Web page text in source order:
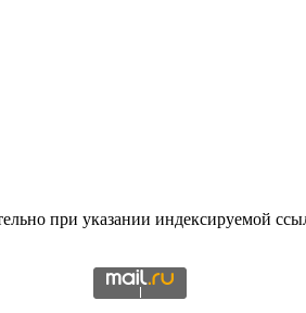
при указании индексируемой